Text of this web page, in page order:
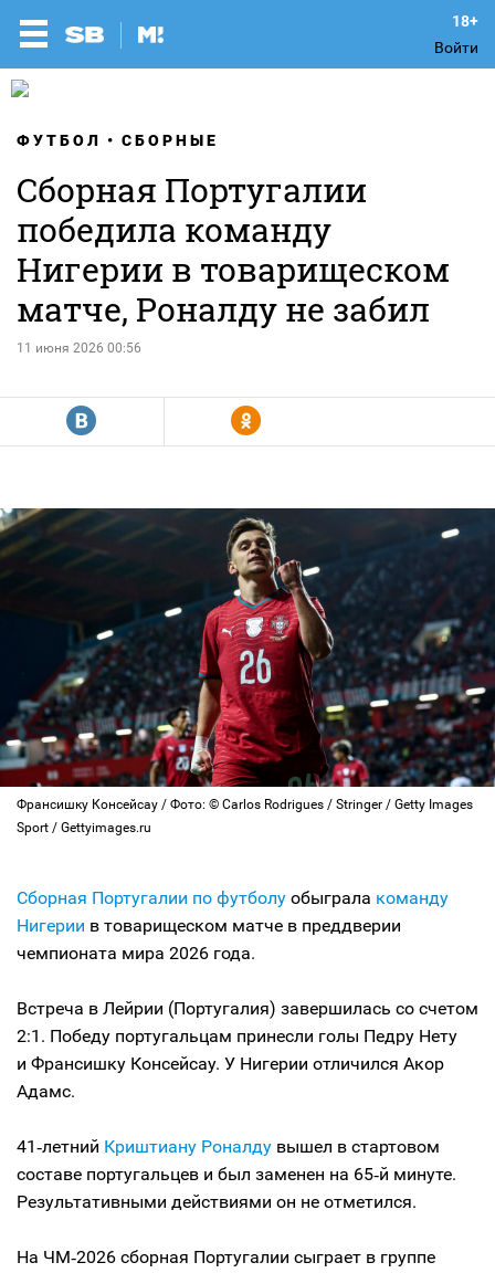
Войти
ФУТБОЛ СБОРНЫЕ
Сборная Португалии
победила команду
Нигерии в товарищеском
матче, Роналду не забил
11 июня 2026 00:56
R Y
Франсишку Консейсау / Фото: © Carlos Rodrigues / Stringer / Getty Images
Sport / Gettyimages.ru
Сборная Португалии по футболу обыграла команду
Нигерии в товарищеском матче в преддверии
чемпионата мира 2026 года.
Встреча в Лейрии (Португалия) завершилась со счетом
2:1. Победу португальцам принесли голы Педру Нету
и Франсишку Консейсау. У Нигерии отличился Акор
Адамс.
41‑летний Криштиану Роналду вышел в стартовом
составе португальцев и был заменен на 65‑й минуте.
Результативными действиями он не отметился.
На ЧМ‑2026 сборная Португалии сыграет в группе